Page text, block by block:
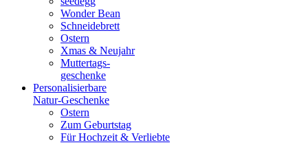
Wonder Bean
Schneidebrett
Ostern
Xmas & Neujahr
Muttertags-
geschenke
Personalisierbare
Natur-Geschenke
Ostern
Zum Geburtstag
Für Hochzeit & Verliebte